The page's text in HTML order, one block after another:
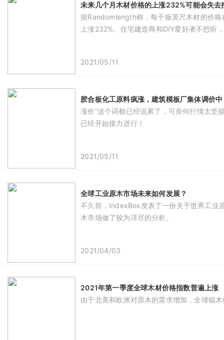
未来几个月木材价格的上涨232%可能会失去
据Randomlength称，每千板英尺木材的价
上涨232%。住宅建造商和DIY爱好者不想听
2021/05/11
胶合板化工原料疯涨，建筑模板厂集体调价中
涨价”这个词都已经说累了，可奈何行情太坚
已经开始接力进行！
2021/05/11
全球工业原木市场未来如何发展？
不久前，IndexBox发表了一份关于世界工业
木市场做了较为详尽的分析。
2021/04/03
2021年第一季度全球木材价格指数普遍上涨
由于北美和欧洲对原木的需求增加，全球锯